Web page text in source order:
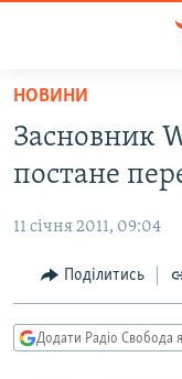
Перейти
основного
матеріалу
до
навігації
Перейти
до
РАДІО СВОБОДА –
ПОЛІТИКА
ЕКОНОМІКА
КУЛЬТУРА
ВІЙНА
РОСІЙСЬКА
КРИМ.РЕАЛІЇ
НОВИНИ
Засновник
постане
11 січня 2011, 09:04
Поділитись
Додати Радіо Свобода